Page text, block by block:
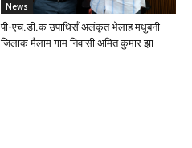
News
पी-एच.डी.क उपाधिसँ अलंकृत भेलाह मधुबनी
जिलाक मैलाम गाम निवासी अमित कुमार झा